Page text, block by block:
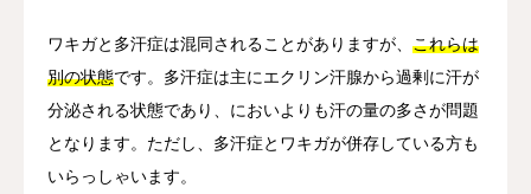
ワキガと多汗症は混同されることがありますが、 これらは
別の状態です。多汗症は主にエクリン汗腺から過剰に汗が
分泌される状態であり、においよりも汗の量の多さが問題
となります。ただし、多汗症とワキガが併存している方も
いらっしゃいます。